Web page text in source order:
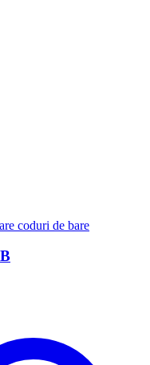
coduri de bare